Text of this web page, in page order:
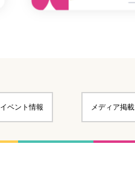
イベント情報 メディア掲載